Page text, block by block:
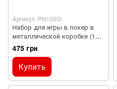
Артикул: PN100G
Набор для игры в покер в
металлической коробке (100
фишек)
475 грн
Купить